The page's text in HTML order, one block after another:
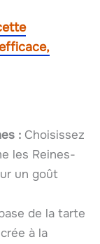
: Choisissez
les Reines-
un goût
de la tarte
à la